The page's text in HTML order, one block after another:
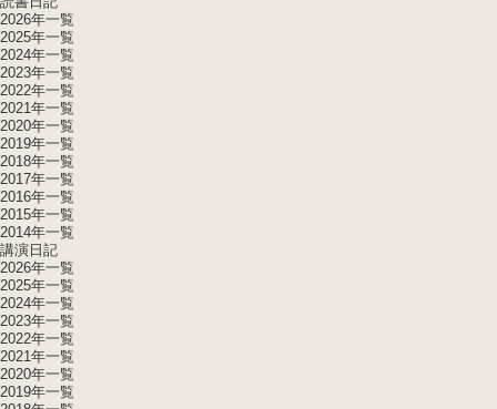
2026年一覧
2025年一覧
2024年一覧
2023年一覧
2022年一覧
2021年一覧
2020年一覧
2019年一覧
2018年一覧
2017年一覧
2016年一覧
2015年一覧
2014年一覧
講演日記
2026年一覧
2025年一覧
2024年一覧
2023年一覧
2022年一覧
2021年一覧
2020年一覧
2019年一覧